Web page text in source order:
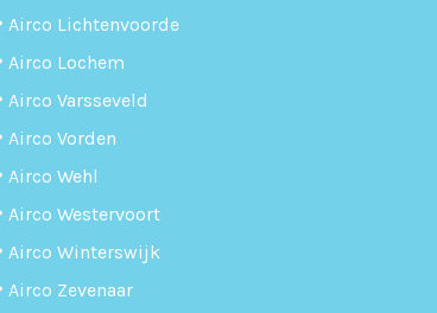
Airco Lichtenvoorde
Airco Lochem
Airco Varsseveld
Airco Vorden
Airco Wehl
Airco Westervoort
Airco Winterswijk
Airco Zevenaar